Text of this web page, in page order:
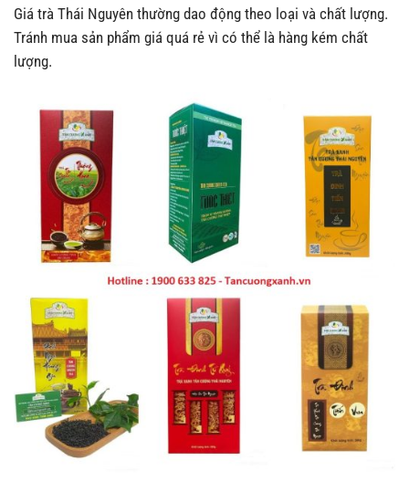
Giá trà Thái Nguyên thường dao động theo loại và chất lượng.
Tránh mua sản phẩm giá quá rẻ vì có thể là hàng kém chất
lượng.